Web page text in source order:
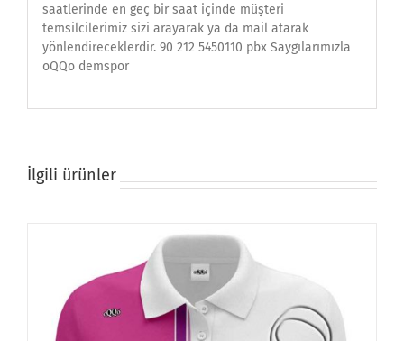
saatlerinde en geç bir saat içinde müşteri
temsilcilerimiz sizi arayarak ya da mail atarak
yönlendireceklerdir. 90 212 5450110 pbx Saygılarımızla
oQQo demspor
İlgili ürünler